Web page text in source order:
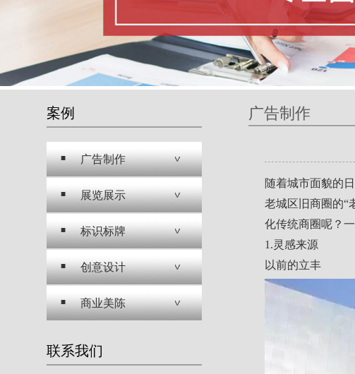
案例
广告制作
展览展示
标识标牌
创意设计
商业美陈
联系我们
广告制作
随着城市面貌的
老城区旧商圈的“
化传统商圈呢？
1.灵感来源
以前的立丰